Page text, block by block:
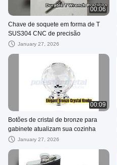
00:06
Chave de soquete em forma de T
SUS304 CNC de precisão
January 27, 2026
00:09
Botões de cristal de bronze para
gabinete atualizam sua cozinha
January 27, 2026